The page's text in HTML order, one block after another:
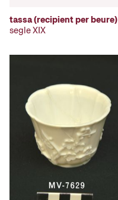
tassa (recipient per beure)
segle XIX